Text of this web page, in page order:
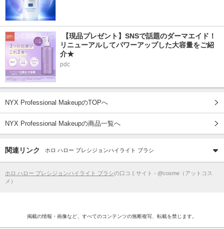
【現品プレゼント】SNSで話題のダーマエイド！
リニューアルしてパワーアップした大容量をご紹
介★
pdc
NYX Professional MakeupのTOPへ
NYX Professional Makeupの商品一覧へ
関連リンク ホロ ハロー プレシジョンハイライト ブラシ
ホロ ハロー プレシジョンハイライト ブラシの口コミサイト - @cosme（アットコス
メ）
掲載の情報・画像など、すべてのコンテンツの無断複写、転載を禁じます。